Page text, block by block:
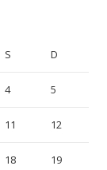
S D
4 5
11 12
18 19